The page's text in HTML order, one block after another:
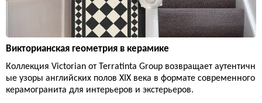
Викторианская геометрия в керамике
Коллекция Victorian от Terratinta Group возвращает аутентичн
ые узоры английских полов XIX века в формате современного
керамогранита для интерьеров и экстерьеров.